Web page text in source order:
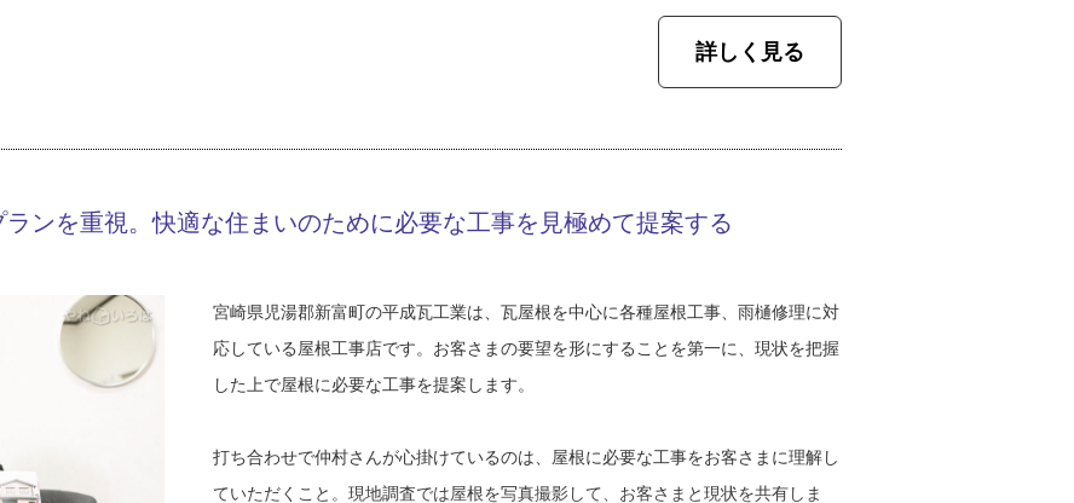
「まずはビルやアパートの防水仕事に就いたんです。そのうち、住宅屋根の上で仕
でひとつの仕事を仕上げるんですが、瓦屋根は個人個人でやる作業が多いので、仕
で、この商売で一生やっていくんだろうと確信しました」
寡黙な職人が多い中、修業中の仲村さんは常にメモを取り、一度聞いたことは忘れ
早く一人前になるしかないと考え、強い意志をもって仕事に取り組んだそうです。
詳しく見る
ンを重視。快適な住まいのために必要な工事を見極めて提案する
宮崎県児湯郡新富町の平成瓦工業は、瓦屋根を中心に各種屋根工事、雨樋修理に対
応している屋根工事店です。お客さまの要望を形にすることを第一に、現状を把握
した上で屋根に必要な工事を提案します。
打ち合わせで仲村さんが心掛けているのは、屋根に必要な工事をお客さまに理解し
ていただくこと。現地調査では屋根を写真撮影して、お客さまと現状を共有しま